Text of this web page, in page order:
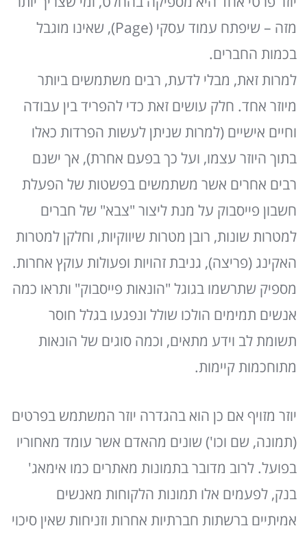
מזה – שיפתח עמוד עסקי (Page), שאינו מוגבל
בכמות החברים.
למרות זאת, מבלי לדעת, רבים משתמשים ביותר
מיוזר אחד. חלק עושים זאת כדי להפריד בין עבודה
וחיים אישיים (למרות שניתן לעשות הפרדות כאלו
בתוך היוזר עצמו, ועל כך בפעם אחרת), אך ישנם
רבים אחרים אשר משתמשים בפשטות של הפעלת
חשבון פייסבוק על מנת ליצור "צבא" של חברים
למטרות שונות, רובן מטרות שיווקיות, וחלקן למטרות
האקינג (פריצה), גניבת זהויות ופעולות עוקץ אחרות.
מספיק שתרשמו בגוגל "הונאות פייסבוק" ותראו כמה
אנשים תמימים הולכו שולל ונפגעו בגלל חוסר
תשומת לב וידע מתאים, וכמה סוגים של הונאות
מתוחכמות קיימות.
יוזר מזויף אם כן הוא בהגדרה יוזר המשתמש בפרטים
(תמונה, שם וכו') שונים מהאדם אשר עומד מאחוריו
בפועל. לרוב מדובר בתמונות מאתרים כמו אימאג'
בנק, לפעמים אלו תמונות הלקוחות מאנשים
אמיתיים ברשתות חברתיות אחרות וזניחות שאין סיכוי